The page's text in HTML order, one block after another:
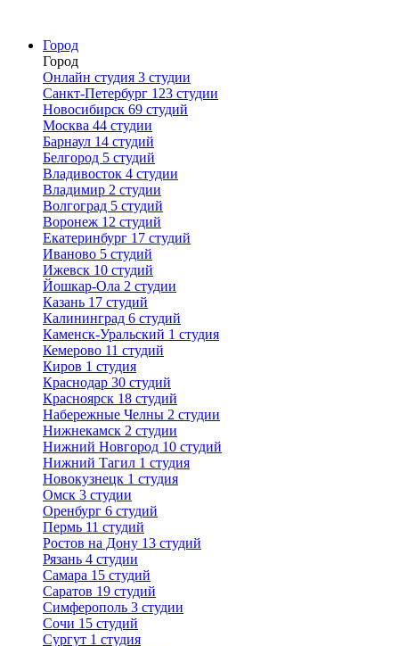
Город
Город
Онлайн студия 3 студии
Санкт-Петербург 123 студии
Новосибирск 69 студий
Москва 44 студии
Барнаул 14 студий
Белгород 5 студий
Владивосток 4 студии
Владимир 2 студии
Волгоград 5 студий
Воронеж 12 студий
Екатеринбург 17 студий
Иваново 5 студий
Ижевск 10 студий
Йошкар-Ола 2 студии
Казань 17 студий
Калининград 6 студий
Каменск-Уральский 1 студия
Кемерово 11 студий
Киров 1 студия
Краснодар 30 студий
Красноярск 18 студий
Набережные Челны 2 студии
Нижнекамск 2 студии
Нижний Новгород 10 студий
Нижний Тагил 1 студия
Новокузнецк 1 студия
Омск 3 студии
Оренбург 6 студий
Пермь 11 студий
Ростов на Дону 13 студий
Рязань 4 студии
Самара 15 студий
Саратов 19 студий
Симферополь 3 студии
Сочи 15 студий
Сургут 1 студия